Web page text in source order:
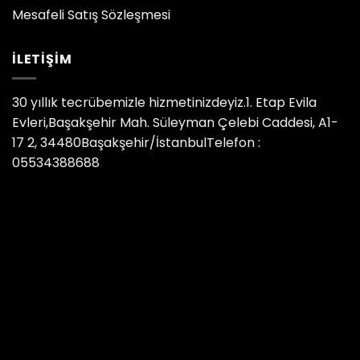
Mesafeli Satış Sözleşmesi
İLETIŞIM
30 yıllık tecrübemizle hizmetinizdeyiz.1. Etap Evila
Evleri,Başakşehir Mah. Süleyman Çelebi Caddesi, A1-
17 2, 34480Başakşehir/İstanbulTelefon :
05534388688